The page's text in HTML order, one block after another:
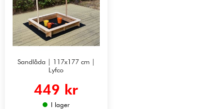
Sandlåda | 117x177 cm |
Lyfco
449 kr
I lager